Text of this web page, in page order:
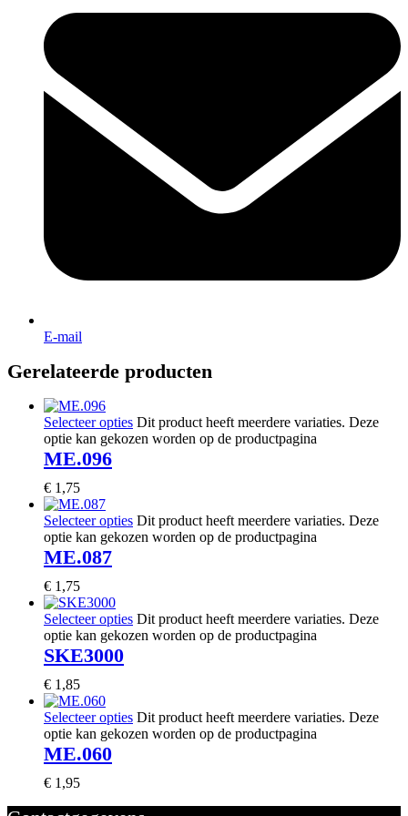
E-mail
Gerelateerde producten
Selecteer opties Dit product heeft meerdere variaties. Deze
optie kan gekozen worden op de productpagina
ME.096
€ 1,75
Selecteer opties Dit product heeft meerdere variaties. Deze
optie kan gekozen worden op de productpagina
ME.087
€ 1,75
Selecteer opties Dit product heeft meerdere variaties. Deze
optie kan gekozen worden op de productpagina
SKE3000
€ 1,85
Selecteer opties Dit product heeft meerdere variaties. Deze
optie kan gekozen worden op de productpagina
ME.060
€ 1,95